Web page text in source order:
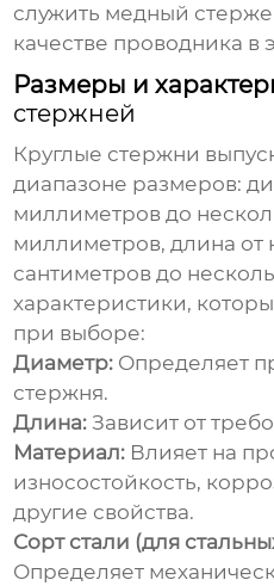
служить медный
качестве проводника в
Размеры и
стержней
Круглые стержни
диапазоне размеров:
миллиметров до
миллиметров, длина от
сантиметров до
характеристики,
при выборе:
Диаметр: Определяет
стержня.
Длина: Зависит от
Материал: Влияет на
износостойкость,
другие свойства.
Сорт стали (для
Определяет